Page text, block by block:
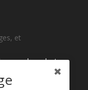
et
sur le cadastre